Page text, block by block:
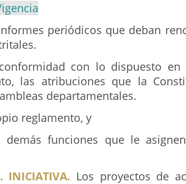
periódicos que deban
con lo dispuesto
las atribuciones que la
departamentales.
reglamento, y
demás funciones que le
INICIATIVA. Los proyectos de